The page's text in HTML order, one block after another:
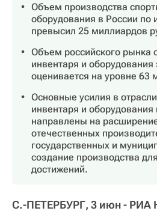
Объем производства
оборудования в России по
превысил 25 миллиардов
Объем российского рынка
инвентаря и оборудования
оценивается на уровне 63
Основные усилия в
инвентаря и оборудования
направлены на
отечественных
государственных и
создание производства
достижений.
С.-ПЕТЕРБУРГ, 3 июн - РИА